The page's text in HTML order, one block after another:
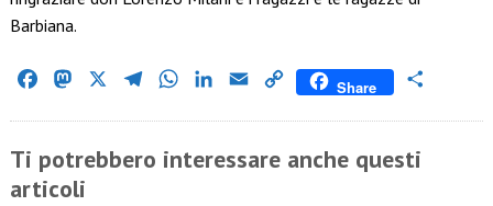
Barbiana.
FacebookMastodon TelegramWhatsAppLinkedIn
Email Copy
Share
Ti potrebbero interessare anche questi
articoli